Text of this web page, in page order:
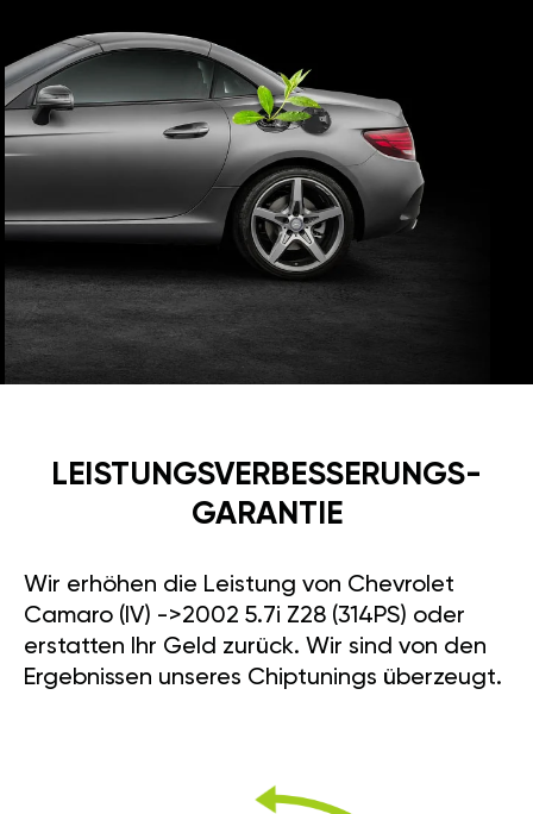
LEISTUNGSVERBESSE­RUNGS­
GARANTIE
Wir erhöhen die Leistung von Chevrolet
Camaro (IV) ->2002 5.7i Z28 (314PS) oder
erstatten Ihr Geld zurück. Wir sind von den
Ergebnissen unseres Chiptunings überzeugt.